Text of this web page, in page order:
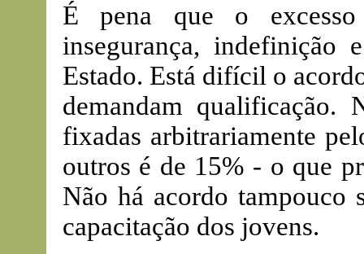
É pena que o excesso
insegurança, indefinição
Estado. Está difícil o
demandam qualificação.
fixadas arbitrariamente
outros é de 15% - o que
Não há acordo tampouco
capacitação dos jovens.